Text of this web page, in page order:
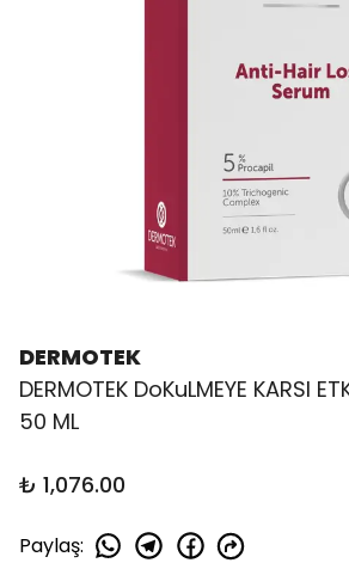
DERMOTEK
DERMOTEK DoKuLMEYE KARSI
50 ML
₺ 1,076.00
Paylaş: